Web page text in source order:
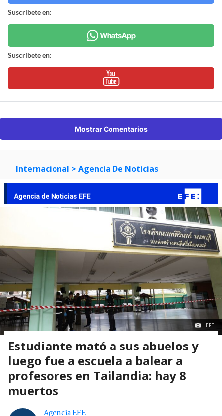
Suscríbete en:
Suscríbete en:
Mostrar Comentarios
Internacional > Agencia De Noticias
EFE
Estudiante mató a sus abuelos y
luego fue a escuela a balear a
profesores en Tailandia: hay 8
muertos
Agencia EFE